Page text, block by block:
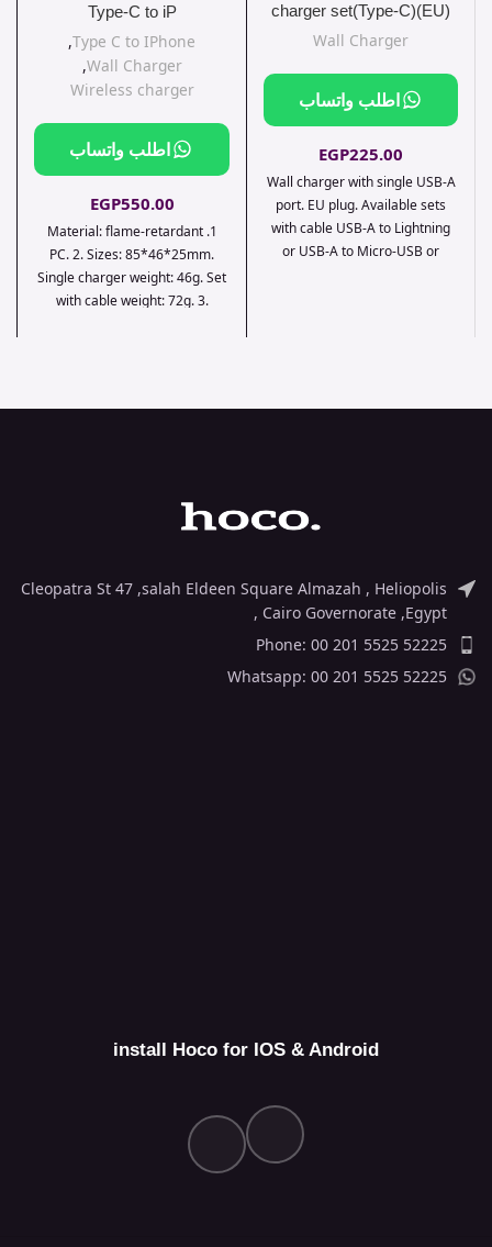
charger set(Type-C)(EU)
Wall Charger
EGP225.00
اطلب واتساب
Wall charger with single USB-A
port. EU plug. Available sets
with cable USB-A to Lightning
or USB-A to Micro-USB or
Type-C to iP
Type C to IPhone
,
Wall Charger
,
Wireless charger
EGP550.00
اطلب واتساب
1. Material: flame-retardant
PC. 2. Sizes: 85*46*25mm.
Single charger weight: 46g. Set
with cable weight: 72g. 3.
Lightning to Type-C PD or
Type-C to Type-C PD.
Cleopatra St 47 ,salah Eldeen Square Almazah , Heliopolis
, Cairo Governorate ,Egypt
Phone: 00 201 5525 52225
Whatsapp: 00 201 5525 52225
install Hoco for IOS & Android